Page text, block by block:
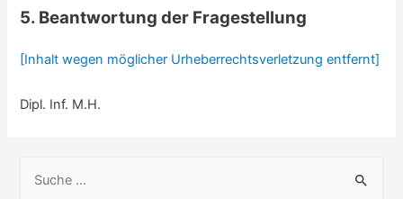
5. Beantwortung der Fragestellung
[Inhalt wegen möglicher Urheberrechtsverletzung entfernt]
Dipl. Inf. M.H.